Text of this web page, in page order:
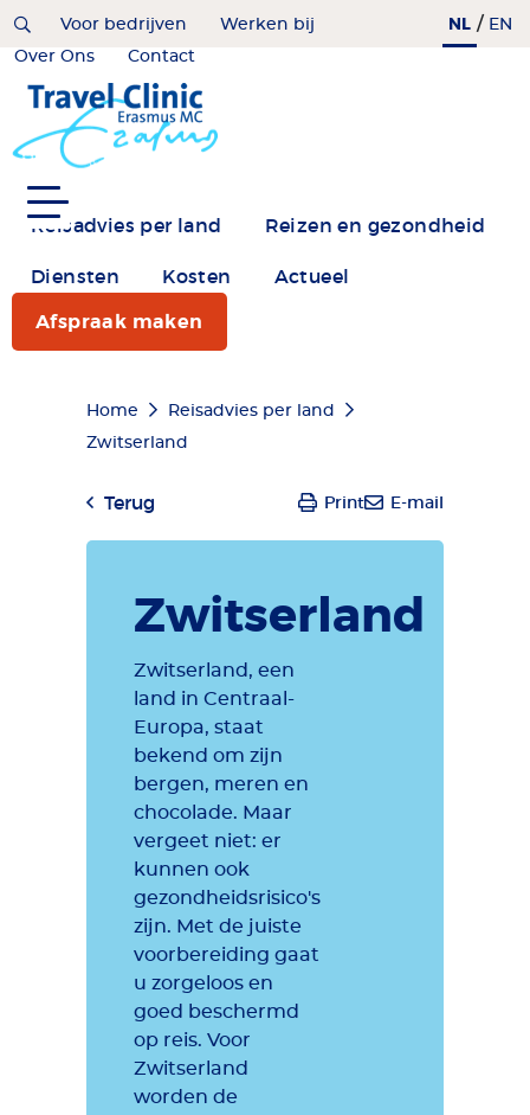
Overslaan
inhoud
gaan
HomeVoor bedrijven
Werken bij
Over Ons
Contact
NL / EN
Reisadvies per land Reizen en gezondheid
Diensten Kosten Actueel
Afspraak maken
Kruimelpad
Home
Reisadvies per land
Zwitserland
Terug Print E-mail
Zwitserland
Zwitserland, een
land in Centraal-
Europa, staat
bekend om zijn
bergen, meren en
chocolade. Maar
vergeet niet: er
kunnen ook
gezondheidsrisico's
zijn. Met de juiste
voorbereiding gaat
u zorgeloos en
goed beschermd
op reis. Voor
Zwitserland
worden de